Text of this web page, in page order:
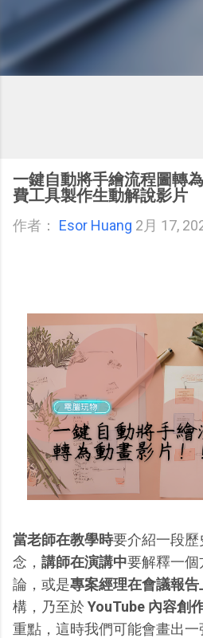
一鍵自動將手繪流程圖轉
費工具製作生動解說影片
作者： Esor Huang 2月 17,
當老師在教學時要介紹一段
念， 講師在演講中要解釋一
論，或是專案經理在會議報告
構，乃至於 YouTube 內容創
重點，這時我們可能會畫出